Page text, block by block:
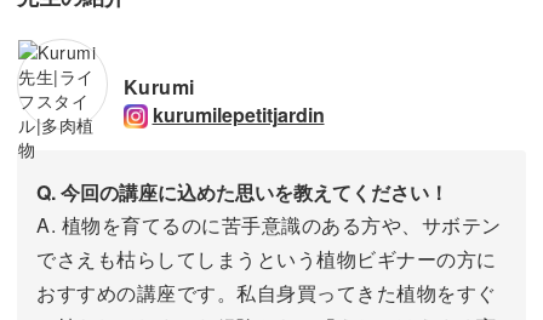
Kurumi
kurumilepetitjardin
Q. 今回の講座に込めた思いを教えてください！
A. 植物を育てるのに苦手意識のある方や、サボテン
でさえも枯らしてしまうという植物ビギナーの方に
おすすめの講座です。私自身買ってきた植物をすぐ